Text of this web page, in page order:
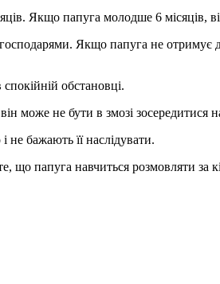
Якщо папуга молодше 6 місяців,
Якщо папуга не отримує
обстановці.
може не бути в змозі зосередитися
не бажають її наслідувати.
папуга навчиться розмовляти за